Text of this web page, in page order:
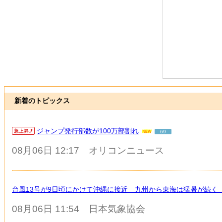
新着のトピックス
ジャンプ発行部数が100万部割れ 69
08月06日 12:17 オリコンニュース
台風13号が9日頃にかけて沖縄に接近 九州から東海は猛暑が続
08月06日 11:54 日本気象協会